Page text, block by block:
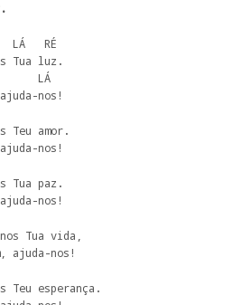
LÁ   RÉ
Tua luz.
LÁ
nos!
Teu amor.
nos!
Tua paz.
nos!
Tua vida,
ajuda-nos!
Teu esperança.